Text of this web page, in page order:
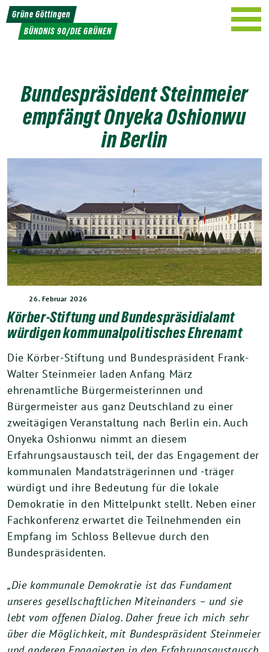
Weiter
zum
Inhalt
Grüne Göttingen
BÜNDNIS 90/DIE GRÜNEN
Bundespräsident Steinmeier
empfängt Onyeka Oshionwu
in Berlin
26. Februar 2026
Körber-Stiftung und Bundespräsidialamt
würdigen kommunalpolitisches Ehrenamt
Die Körber-Stiftung und Bundespräsident Frank-
Walter Steinmeier laden Anfang März
ehrenamtliche Bürgermeisterinnen und
Bürgermeister aus ganz Deutschland zu einer
zweitägigen Veranstaltung nach Berlin ein. Auch
Onyeka Oshionwu nimmt an diesem
Erfahrungsaustausch teil, der das Engagement der
kommunalen Mandatsträgerinnen und -träger
würdigt und ihre Bedeutung für die lokale
Demokratie in den Mittelpunkt stellt. Neben einer
Fachkonferenz erwartet die Teilnehmenden ein
Empfang im Schloss Bellevue durch den
Bundespräsidenten.
„Die kommunale Demokratie ist das Fundament
unseres gesellschaftlichen Miteinanders – und sie
lebt vom offenen Dialog. Daher freue ich mich sehr
über die Möglichkeit, mit Bundespräsident Steinmeier